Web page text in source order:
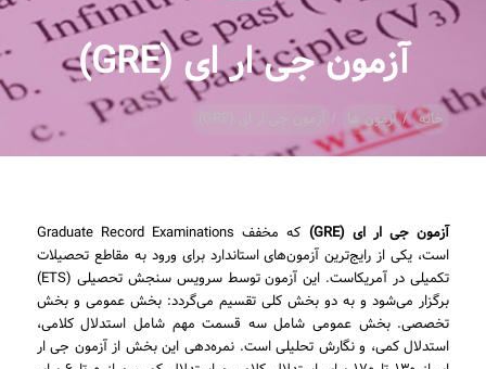
آزمون جی ار ای (GRE)
خانه / آزمون ها / آزمون جی ار ای (GRE)
آزمون جی ار ای (GRE)
که مخفف Graduate Record Examinations
است، یکی از رایج‌ترین آزمون‌های استاندارد برای ورود به مقاطع تحصیلات
تکمیلی در آمریکاست. این آزمون توسط سرویس سنجش تحصیلی (ETS)
برگزار می‌شود و به دو بخش کلی تقسیم می‌گردد: بخش عمومی و بخش
تخصصی. بخش عمومی شامل سه قسمت مهم شامل استدلال کلامی،
استدلال کمی، و نگارش تحلیلی است. نمره‌دهی این بخش از آزمون جی ار